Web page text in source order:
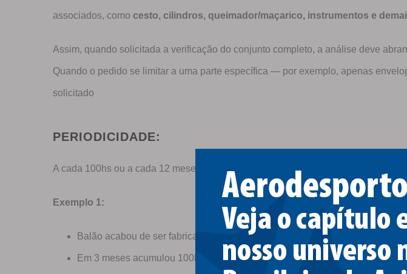
associados, como cesto, cilindros, queimador/maçarico, instrumentos e
Assim, quando solicitada a verificação do conjunto completo, a análise deve
Quando o pedido se limitar a uma parte específica — por exemplo, apenas
solicitado
PERIODICIDADE:
A cada 100hs ou a cada 12 meses, o que vencer primeiro, após o início de
Exemplo 1:
Balão acabou de ser fabricado, tem seus documentos como CME, CAVE e
Em 3 meses acumulou 100hs de voo